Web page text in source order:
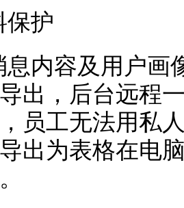
保护
息内容及用户画
出，后台远程
员工无法用私
出为表格在电